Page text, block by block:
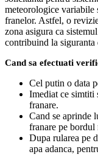
meteorologice variabile
franelor. Astfel, o
zona asigura ca
contribuind la siguranta
Cand sa efectuati
Cel putin o data
Imediat ce simtiti
franare.
Cand se aprinde
franare pe bordul
Dupa rularea pe
apa adanca,